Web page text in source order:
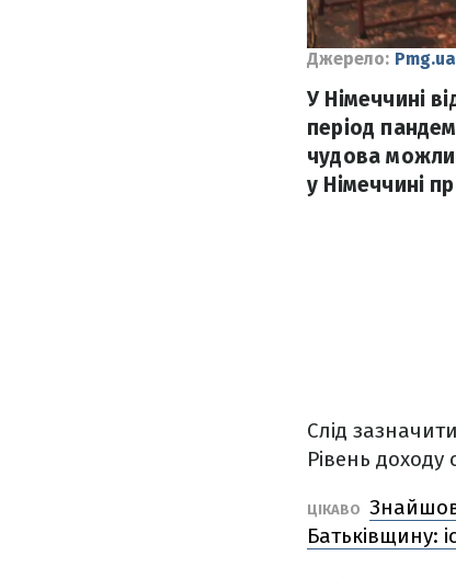
Джерело: Pmg.ua
У Німеччині
період
чудова
у Німеччині
Слід
Рівень доходу
ЦІКАВО
Батьківщину: